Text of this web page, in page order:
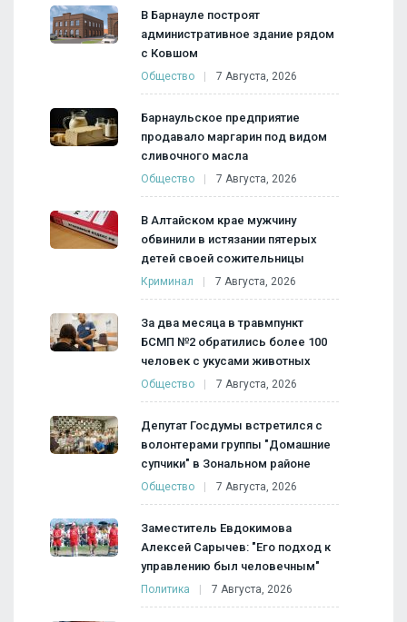
В Барнауле построят
административное здание рядом
с Ковшом
Общество 7 Августа, 2026
Барнаульское предприятие
продавало маргарин под видом
сливочного масла
Общество 7 Августа, 2026
В Алтайском крае мужчину
обвинили в истязании пятерых
детей своей сожительницы
Криминал 7 Августа, 2026
За два месяца в травмпункт
БСМП №2 обратились более 100
человек с укусами животных
Общество 7 Августа, 2026
Депутат Госдумы встретился с
волонтерами группы "Домашние
супчики" в Зональном районе
Общество 7 Августа, 2026
Заместитель Евдокимова
Алексей Сарычев: "Его подход к
управлению был человечным"
Политика 7 Августа, 2026